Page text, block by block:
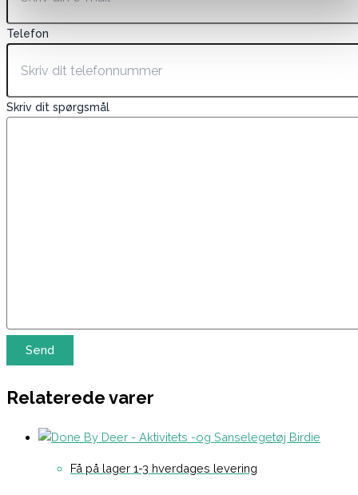
Telefon
Skriv dit spørgsmål
Relaterede varer
Få på lager 1-3 hverdages levering